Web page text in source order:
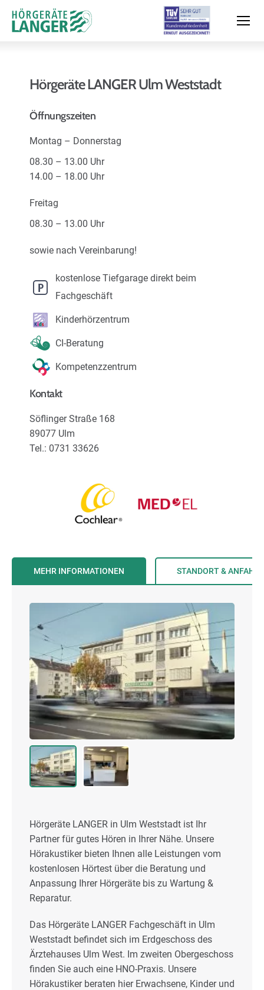
Hörtest
Filialen und Termin
Hörgeräte LANGER Ulm Weststadt
Öffnungszeiten
Montag – Donnerstag
08.30 – 13.00 Uhr
14.00 – 18.00 Uhr
Freitag
08.30 – 13.00 Uhr
sowie nach Vereinbarung!
kostenlose Tiefgarage direkt beim
Fachgeschäft
Kinderhörzentrum
CI-Beratung
Kompetenzzentrum
Kontakt
Söflinger Straße 168
89077 Ulm
Tel.: 0731 33626
MEHR INFORMATIONEN STANDORT &
Hörgeräte LANGER in Ulm Weststadt ist Ihr
Partner für gutes Hören in Ihrer Nähe. Unsere
Hörakustiker bieten Ihnen alle Leistungen vom
kostenlosen Hörtest über die Beratung und
Anpassung Ihrer Hörgeräte bis zu Wartung &
Reparatur.
Das Hörgeräte LANGER Fachgeschäft in Ulm
Weststadt befindet sich im Erdgeschoss des
Ärztehauses Ulm West. Im zweiten Obergeschoss
finden Sie auch eine HNO-Praxis. Unsere
Hörakustiker beraten hier Erwachsene, Kinder und